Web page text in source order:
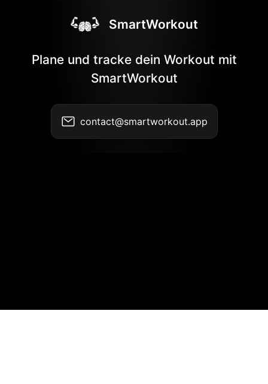
SmartWorkout
Plane und tracke dein Workout mit
SmartWorkout
contact@smartworkout.app